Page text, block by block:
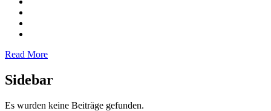
Read More
Sidebar
Es wurden keine Beiträge gefunden.